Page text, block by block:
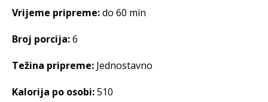
Vrijeme pripreme:do 60 min
Broj porcija:6
Težina pripreme: Jednostavno
Kalorija po osobi:510